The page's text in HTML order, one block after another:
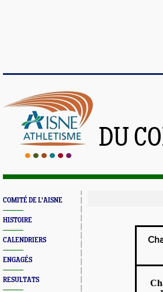
DU
COMITÉ DE L'AISNE
HISTOIRE
CALENDRIERS
ENGAGÉS
RESULTATS